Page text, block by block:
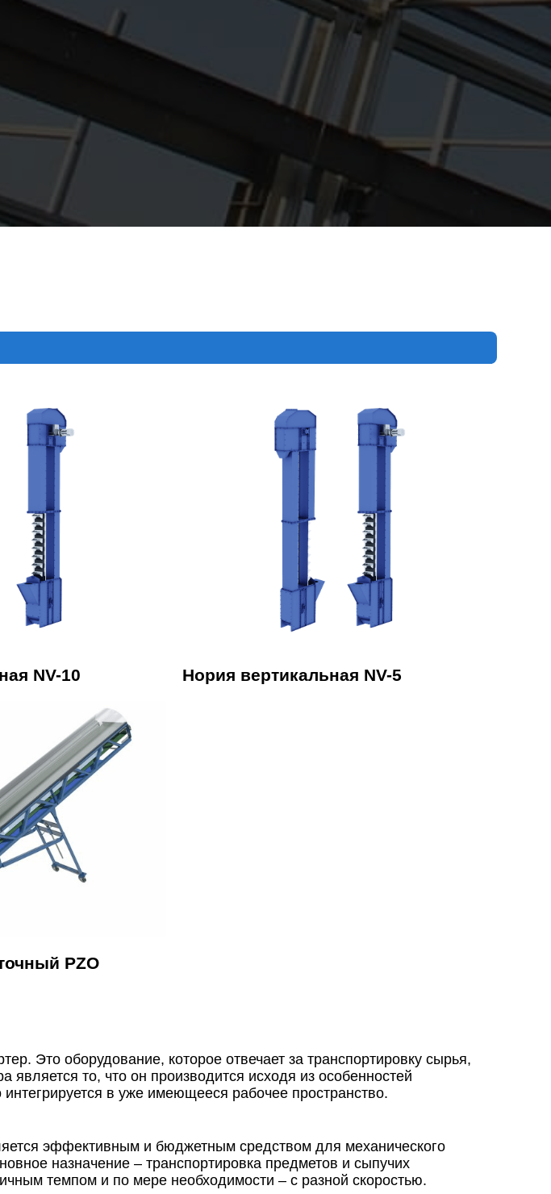
NV-10 Нория вертикальная NV-5
PZO
Это оборудование, которое отвечает за транспортировку сырья,
является то, что он производится исходя из особенностей
в уже имеющееся рабочее пространство.
эффективным и бюджетным средством для механического
назначение – транспортировка предметов и сыпучих
темпом и по мере необходимости – с разной скоростью.